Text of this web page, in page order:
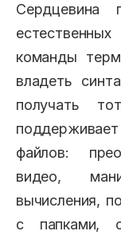
Сердцевина
команды
владеть
получать
файлов:
видео,
вычисления,
с папками,